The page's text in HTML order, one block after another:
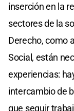
inserción en la
sectores de la
Derecho, como
Social, están
experiencias:
intercambio de
que seguir